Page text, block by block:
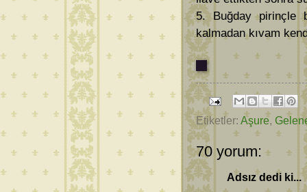
5. Buğday pirinçle
kalmadan kıvam
Etiketler: Aşure,
70 yorum:
Adsız dedi ki...